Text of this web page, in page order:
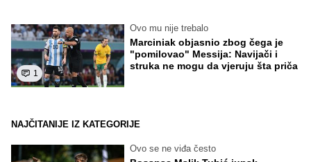
1
Ovo mu nije trebalo
Marciniak objasnio zbog čega je
"pomilovao" Messija: Navijači i
struka ne mogu da vjeruju šta priča
NAJČITANIJE IZ KATEGORIJE
Ovo se ne viđa često